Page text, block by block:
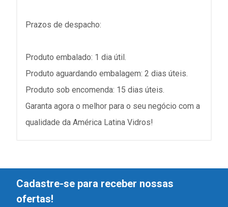
Prazos de despacho:
Produto embalado: 1 dia útil.
Produto aguardando embalagem: 2 dias úteis.
Produto sob encomenda: 15 dias úteis.
Garanta agora o melhor para o seu negócio com a
qualidade da América Latina Vidros!
Cadastre-se para receber nossas
ofertas!